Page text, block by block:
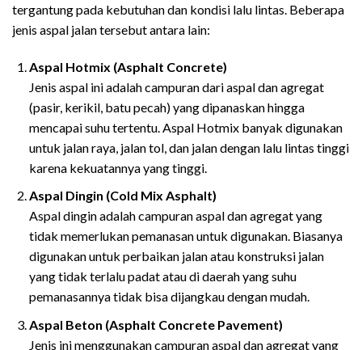
tergantung pada kebutuhan dan kondisi lalu lintas. Beberapa
jenis aspal jalan tersebut antara lain:
Aspal Hotmix (Asphalt Concrete)
Jenis aspal ini adalah campuran dari aspal dan agregat
(pasir, kerikil, batu pecah) yang dipanaskan hingga
mencapai suhu tertentu. Aspal Hotmix banyak digunakan
untuk jalan raya, jalan tol, dan jalan dengan lalu lintas tinggi
karena kekuatannya yang tinggi.
Aspal Dingin (Cold Mix Asphalt)
Aspal dingin adalah campuran aspal dan agregat yang
tidak memerlukan pemanasan untuk digunakan. Biasanya
digunakan untuk perbaikan jalan atau konstruksi jalan
yang tidak terlalu padat atau di daerah yang suhu
pemanasannya tidak bisa dijangkau dengan mudah.
Aspal Beton (Asphalt Concrete Pavement)
Jenis ini menggunakan campuran aspal dan agregat yang